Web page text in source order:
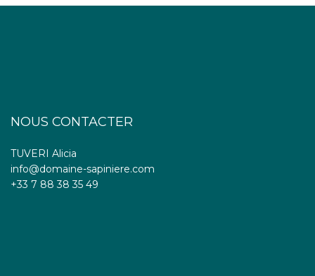
NOUS CONTACTER
TUVERI Alicia
info@domaine-sapiniere.com
+33 7 88 38 35 49